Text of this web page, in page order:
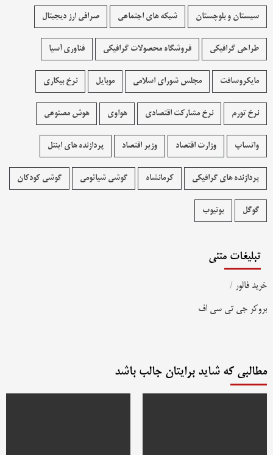
سیستان و بلوچستان شبکه های اجتماعی صرافی ارز دیجیتال
طراحی گرافیکی فروشگاه محصولات گرافيکی فناوری آسیا
مایکروسافت مجلس شورای اسلامی موبایل نرخ بیکاری
نرخ تورم نرخ مشارکت اقتصادی هواوی هوش مصنوعی
واتساپ وزارت اقتصاد وزیر اقتصاد پردازنده های اینتل
پردازنده های گرافیکی کرمانشاه گوشی شیائومی گوشی کودکان
گوگل یوتیوب
تبلیغات متنی
خرید فالور /
بروکر جی تی سی اف
مطالبی که شاید برایتان جالب باشد